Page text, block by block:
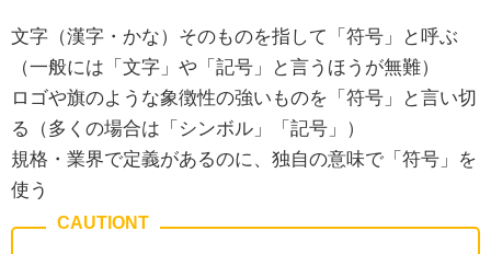
文字（漢字・かな）そのものを指して「符号」と呼ぶ
（一般には「文字」や「記号」と言うほうが無難）
ロゴや旗のような象徴性の強いものを「符号」と言い切
る（多くの場合は「シンボル」「記号」）
規格・業界で定義があるのに、独自の意味で「符号」を
使う